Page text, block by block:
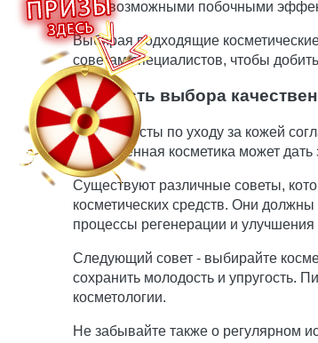
возможными побочными
Выбирая подходящие
советам специалистов, чтобы
Важность выбора
Специалисты по уходу за кожей
Качественная косметика может
Существуют различные советы,
косметических средств. Они
процессы регенерации и улучшения
Следующий совет - выбирайте
сохранить молодость и упругость.
косметологии.
Не забывайте также о регулярном